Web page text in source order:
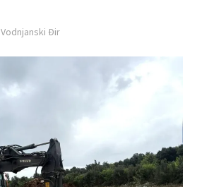
Vodnjanski Đir